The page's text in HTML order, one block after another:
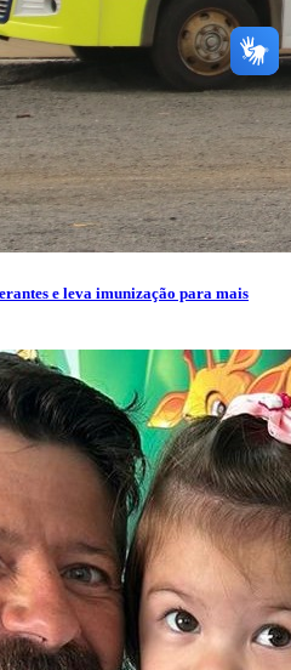
e leva imunização para mais